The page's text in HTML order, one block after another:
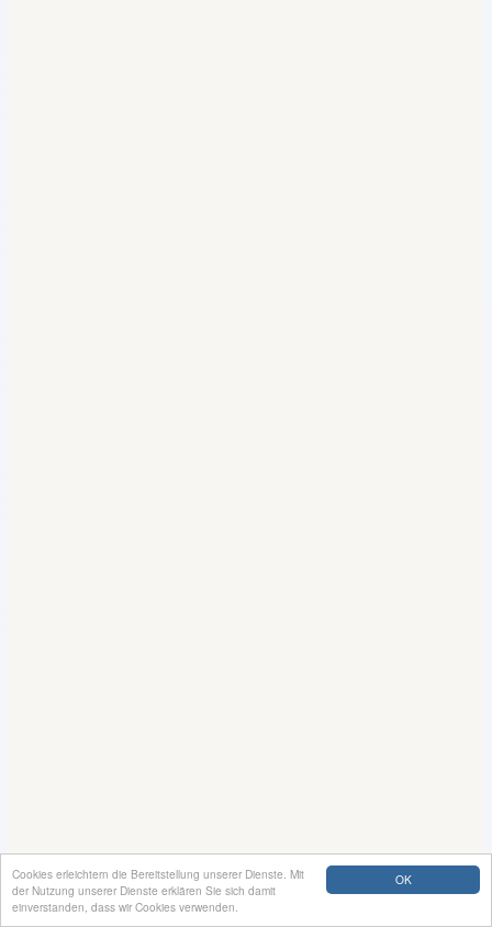
OK
Cookies erleichtern die Bereitstellung unserer Dienste. Mit
der Nutzung unserer Dienste erklären Sie sich damit
einverstanden, dass wir Cookies verwenden.